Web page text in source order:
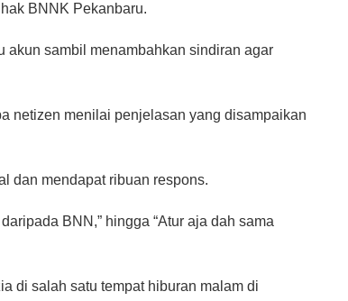
BNNK Pekanbaru.
akun sambil menambahkan sindiran agar
netizen menilai penjelasan yang disampaikan
dan mendapat ribuan respons.
BNN,” hingga “Atur aja dah sama
di salah satu tempat hiburan malam di